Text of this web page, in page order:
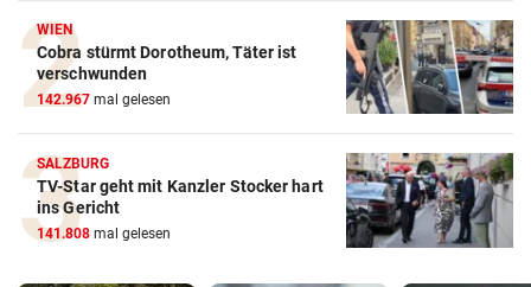
WIEN
Cobra stürmt Dorotheum, Täter ist
verschwunden
142.967 mal gelesen
SALZBURG
TV-Star geht mit Kanzler Stocker hart
ins Gericht
141.808 mal gelesen